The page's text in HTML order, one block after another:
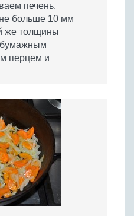
печень.
больше 10 мм
же толщины
бумажным
перцем и